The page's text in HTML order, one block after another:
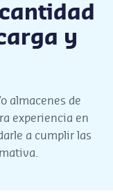
y
almacenes de
experiencia en
a cumplir las